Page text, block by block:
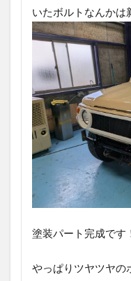
いたボルトなんかは
塗装パート完成です
やっぱりツヤツヤの